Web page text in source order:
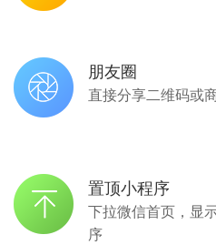
朋友圈
直接分享二维码或
置顶小程序
下拉微信首页，显
序